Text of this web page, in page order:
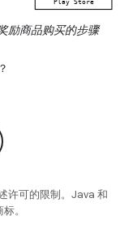
励商品购买的步骤
许可的限制。Java 和
。